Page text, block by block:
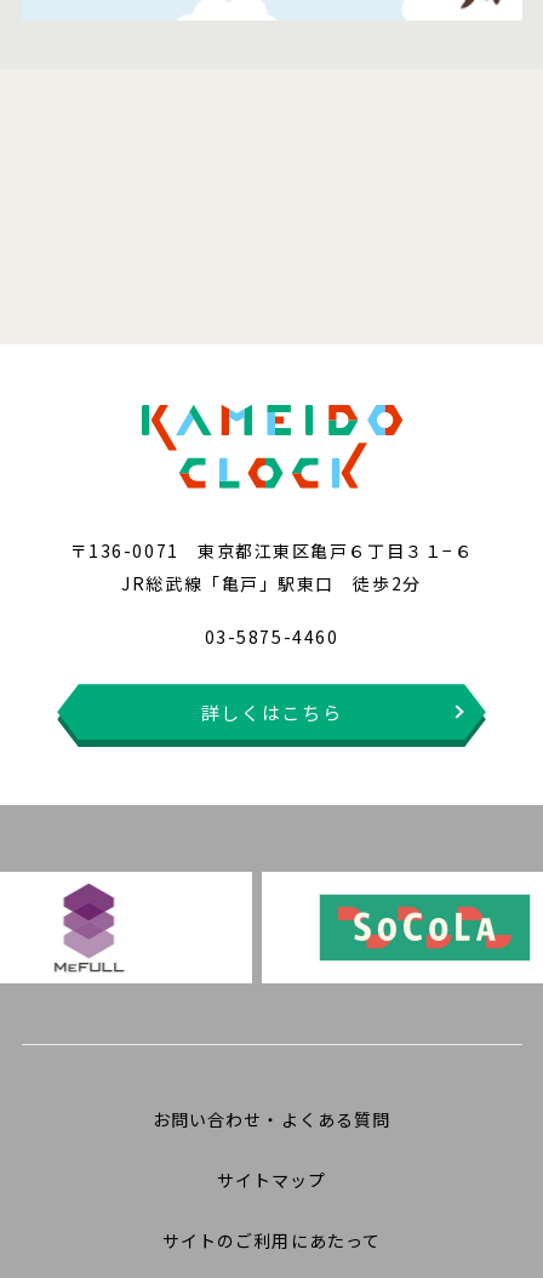
〒136-0071 東京都江東区亀戸６丁目３１−６
JR総武線「亀戸」駅東口 徒歩2分
03-5875-4460
詳しくはこちら
お問い合わせ・よくある質問
サイトマップ
サイトのご利用にあたって